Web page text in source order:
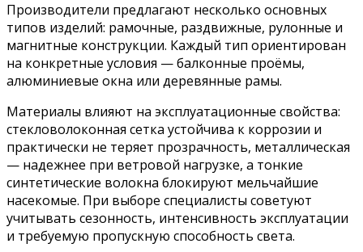
Производители предлагают несколько основных
типов изделий: рамочные, раздвижные, рулонные и
магнитные конструкции. Каждый тип ориентирован
на конкретные условия — балконные проёмы,
алюминиевые окна или деревянные рамы.
Материалы влияют на эксплуатационные свойства:
стекловолоконная сетка устойчива к коррозии и
практически не теряет прозрачность, металлическая
— надежнее при ветровой нагрузке, а тонкие
синтетические волокна блокируют мельчайшие
насекомые. При выборе специалисты советуют
учитывать сезонность, интенсивность эксплуатации
и требуемую пропускную способность света.